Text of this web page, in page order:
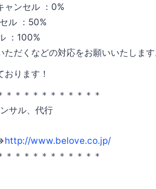
ャンセル ：0%
ル ：50%
：100%
だくなどの対応をお願いいたします
ります！
＊＊＊＊＊＊＊＊＊＊＊
サル、代行
http://www.belove.co.jp/
＊＊＊＊＊＊＊＊＊＊＊